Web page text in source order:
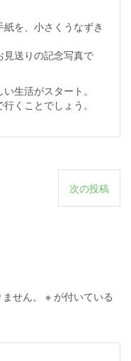
を、小さくうなずき
送りの記念写真で
生活がスタート。
くことでしょう。
次の投稿
せん。 ※ が付いている